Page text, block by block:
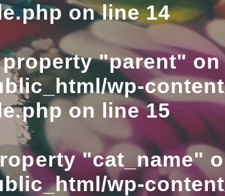
on line14
"parent"
wp-
on line15
"cat_name"
wp-